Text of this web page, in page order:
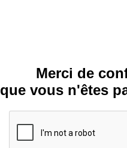
Merci de
que vous n'êtes